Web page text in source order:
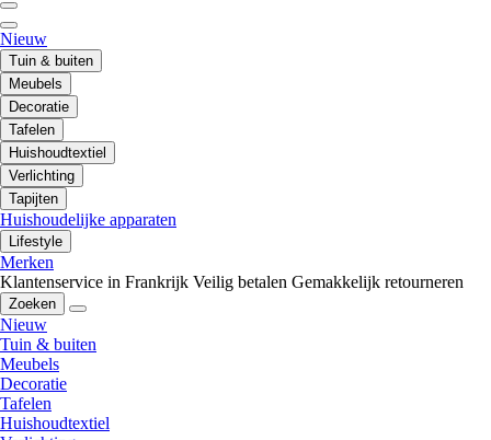
Nieuw
Tuin & buiten
Meubels
Decoratie
Tafelen
Huishoudtextiel
Verlichting
Tapijten
Huishoudelijke apparaten
Lifestyle
Merken
Klantenservice in Frankrijk Veilig betalen Gemakkelijk retourneren
Zoeken
Nieuw
Tuin & buiten
Meubels
Decoratie
Tafelen
Huishoudtextiel